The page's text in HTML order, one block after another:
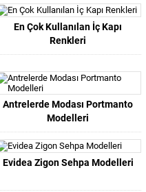
En Çok Kullanılan İç Kapı
Renkleri
Antrelerde Modası Portmanto
Modelleri
Evidea Zigon Sehpa Modelleri